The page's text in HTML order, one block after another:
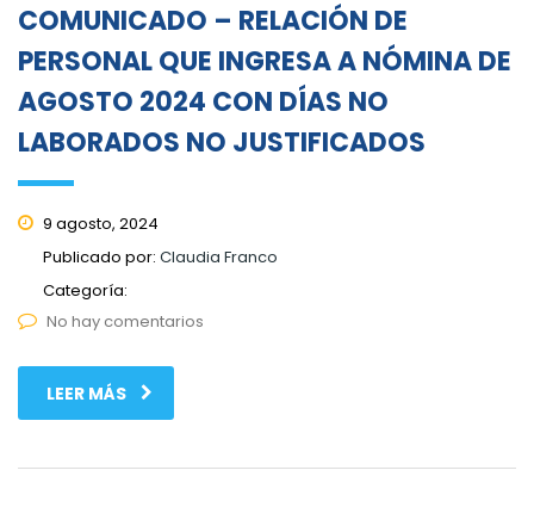
COMUNICADO – RELACIÓN DE
PERSONAL QUE INGRESA A NÓMINA DE
AGOSTO 2024 CON DÍAS NO
LABORADOS NO JUSTIFICADOS
9 agosto, 2024
Publicado por: Claudia Franco
Categoría:
No hay comentarios
LEER MÁS